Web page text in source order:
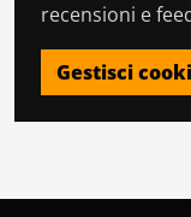
recensioni e
Gestisci